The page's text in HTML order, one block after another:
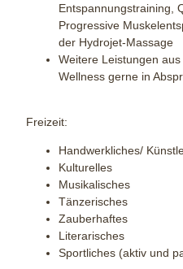
Entspannungstraining,
Progressive
der Hydrojet-Massage
Weitere Leistungen
Wellness gerne in
Freizeit:
Handwerkliches/
Kulturelles
Musikalisches
Tänzerisches
Zauberhaftes
Literarisches
Sportliches (aktiv und